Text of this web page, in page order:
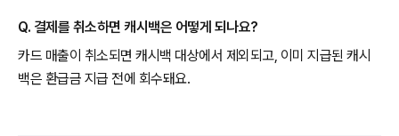
Q. 결제를 취소하면 캐시백은 어떻게 되나요?
카드 매출이 취소되면 캐시백 대상에서 제외되고, 이미 지급된 캐시
백은 환급금 지급 전에 회수돼요.